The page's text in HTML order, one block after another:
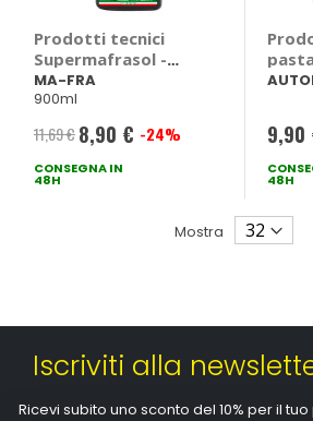
Prodotti tecnici
Supermafrasol -
MA-FRA
MA-FRA
900ml
11,69 € Prezzo
speciale
8,90 € -24%
CONSEGNA IN
48H
9,90
48H
Mostra
Iscriviti alla
Ricevi subito uno sconto del 10% per il